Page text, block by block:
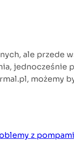
ale przede
jednocześnie
możemy
z